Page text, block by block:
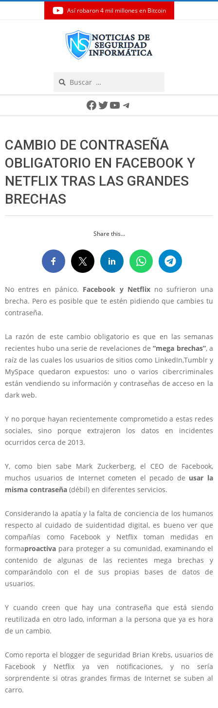
Así robaron 4 mil millones en Bitcoin
Facebook
Twitter
YouTube
Telegram
CAMBIO DE CONTRASEÑA
OBLIGATORIO EN FACEBOOK Y
NETFLIX TRAS LAS GRANDES
BRECHAS
Share this...
No entres en pánico. Facebook y Netflixno sufrieron una
brecha. Pero es posible que te estén pidiendo que cambies tu
contraseña.
La razón de este cambio obligatorio es que en las semanas
recientes hubo una serie de revelaciones de“mega brechas”, a
raíz de las cuales los usuarios de sitios como LinkedIn,Tumblr y
MySpace quedaron expuestos: uno o varios cibercriminales
están vendiendo su información y contraseñas de acceso en la
dark web.
Y no porque hayan recientemente comprometido a estas redes
sociales, sino porque extrajeron los datos en incidentes
ocurridos cerca de 2013.
Y, como bien sabe Mark Zuckerberg, el CEO de Facebook,
muchos usuarios de Internet cometen el pecado de usar la
misma contraseña (débil) en diferentes servicios.
Considerando la apatía y la falta de conciencia de los humanos
respecto al cuidado de suidentidad digital, es bueno ver que
compañías como Facebook y Netflix toman medidas en
formaproactiva para proteger a su comunidad, examinando el
contenido de algunas de las recientes mega brechas y
comparándolo con el de sus propias bases de datos de
usuarios.
Y cuando creen que hay una contraseña que está siendo
reutilizada en otro lado, informan a la persona que ya es hora
de un cambio.
Como reporta el blogger de seguridad Brian Krebs, usuarios de
Facebook y Netflix ya ven notificaciones, y no sería
sorprendente si otras grandes firmas de Internet se suben al
carro.